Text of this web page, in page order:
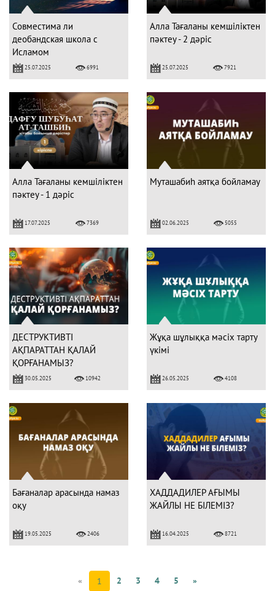
Совместима ли
деобандская школа с
Исламом
на Казахской земле
25.07.2025 6991
Алла Тағаланы кемшіліктен
пәктеу - 2 дәріс
25.07.2025 7921
Алла Тағаланы кемшіліктен
пәктеу - 1 дәріс
17.07.2025 7369
Муташабиһ аятқа бойламау
02.06.2025 5055
ДЕСТРУКТИВТІ
АҚПАРАТТАН ҚАЛАЙ
ҚОРҒАНАМЫЗ?
30.05.2025 10942
Жұқа шұлыққа мәсіх тарту
үкімі
26.05.2025 4108
Бағаналар арасында намаз
оқу
19.05.2025 2406
ХАДДАДИЛЕР АҒЫМЫ
ЖАЙЛЫ НЕ БІЛЕМІЗ?
16.04.2025 8721
« 1 2 3 4 5 »